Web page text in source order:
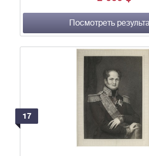
1759. - [2], 248, 42 с., [1] л. фронт.
25,8х18,8 см. - 600 экз.
Посмотреть
17